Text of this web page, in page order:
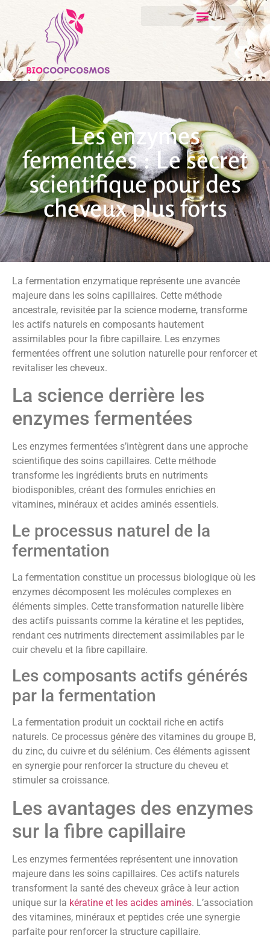
Les enzymes
fermentées : Le secret
scientifique pour des
cheveux plus forts
La fermentation enzymatique représente une avancée
majeure dans les soins capillaires. Cette méthode
ancestrale, revisitée par la science moderne, transforme
les actifs naturels en composants hautement
assimilables pour la fibre capillaire. Les enzymes
fermentées offrent une solution naturelle pour renforcer et
revitaliser les cheveux.
La science derrière les
enzymes fermentées
Les enzymes fermentées s’intègrent dans une approche
scientifique des soins capillaires. Cette méthode
transforme les ingrédients bruts en nutriments
biodisponibles, créant des formules enrichies en
vitamines, minéraux et acides aminés essentiels.
Le processus naturel de la
fermentation
La fermentation constitue un processus biologique où les
enzymes décomposent les molécules complexes en
éléments simples. Cette transformation naturelle libère
des actifs puissants comme la kératine et les peptides,
rendant ces nutriments directement assimilables par le
cuir chevelu et la fibre capillaire.
Les composants actifs générés
par la fermentation
La fermentation produit un cocktail riche en actifs
naturels. Ce processus génère des vitamines du groupe B,
du zinc, du cuivre et du sélénium. Ces éléments agissent
en synergie pour renforcer la structure du cheveu et
stimuler sa croissance.
Les avantages des enzymes
sur la fibre capillaire
Les enzymes fermentées représentent une innovation
majeure dans les soins capillaires. Ces actifs naturels
transforment la santé des cheveux grâce à leur action
unique sur la kératine et les acides aminés. L’association
des vitamines, minéraux et peptides crée une synergie
parfaite pour renforcer la structure capillaire.